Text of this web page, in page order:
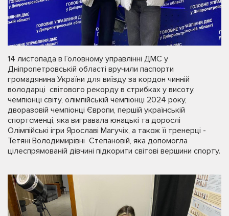
14 листопада в Головному управлінні ДМС у
Дніпропетровській області вручили паспорти
громадянина України для виїзду за кордон чинній
володарці світового рекорду в стрибках у висоту,
чемпіонці світу, олімпійській чемпіонці 2024 року,
дворазовій чемпіонці Європи, першій українській
спортсменці, яка вигравала юнацькі та дорослі
Олімпійські ігри Ярославі Магучіх, а також її тренерці -
Тетяні Володимирівні Степановій, яка допомогла
цілеспрямованій дівчині підкорити світові вершини спорту.